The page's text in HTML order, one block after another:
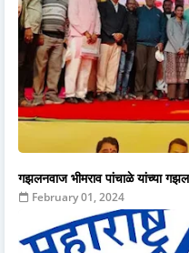
गझलनवाज भीमराव पांचाळे यांच्या
February 01, 2024